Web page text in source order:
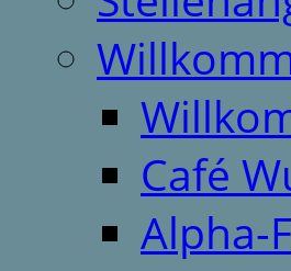
Café
Alpha-